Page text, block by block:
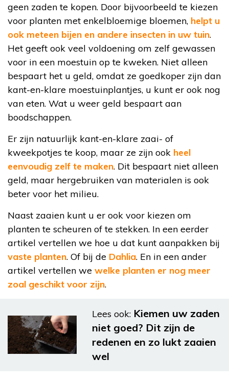
geen zaden te kopen. Door bijvoorbeeld te kiezen
voor planten met enkelbloemige bloemen, helpt u
ook meteen bijen en andere insecten in uw tuin.
Het geeft ook veel voldoening om zelf gewassen
voor in een moestuin op te kweken. Niet alleen
bespaart het u geld, omdat ze goedkoper zijn dan
kant-en-klare moestuinplantjes, u kunt er ook nog
van eten. Wat u weer geld bespaart aan
boodschappen.
Er zijn natuurlijk kant-en-klare zaai- of
kweekpotjes te koop, maar ze zijn ook heel
eenvoudig zelf te maken. Dit bespaart niet alleen
geld, maar hergebruiken van materialen is ook
beter voor het milieu.
Naast zaaien kunt u er ook voor kiezen om
planten te scheuren of te stekken. In een eerder
artikel vertellen we hoe u dat kunt aanpakken bij
vaste planten. Of bij de Dahlia. En in een ander
artikel vertellen we welke planten er nog meer
zoal geschikt voor zijn.
Lees ook: Kiemen uw zaden
niet goed? Dit zijn de
redenen en zo lukt zaaien
wel